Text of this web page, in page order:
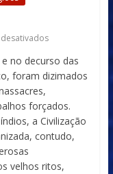
no decurso das
foram dizimados
forçados.
a Civilização
contudo,
velhos ritos,